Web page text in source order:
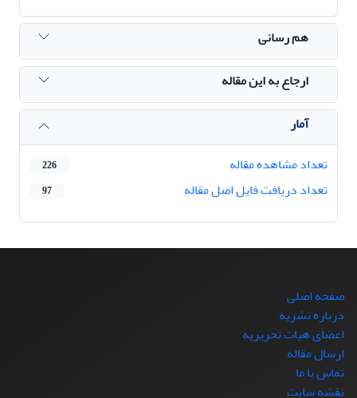
هم رسانی
ارجاع به این مقاله
آمار
تعداد مشاهده مقاله
226
تعداد دریافت فایل اصل مقاله 97
صفحه اصلی
درباره نشریه
اعضای هیات تحریریه
ارسال مقاله
تماس با ما
نقشه سایت